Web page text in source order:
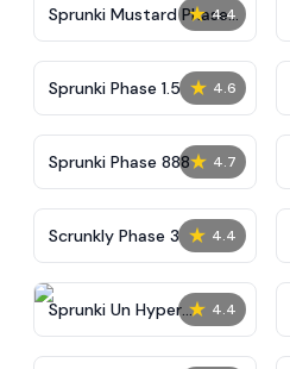
★ 4.4
Sprunki Mustard Phase
2
★ 4.6
Sprunki Phase 1.5
★ 4.7
Sprunki Phase 888
★ 4.4
Scrunkly Phase 3
★ 4.4
Sprunki Un Hyper
Shifted Phase 4